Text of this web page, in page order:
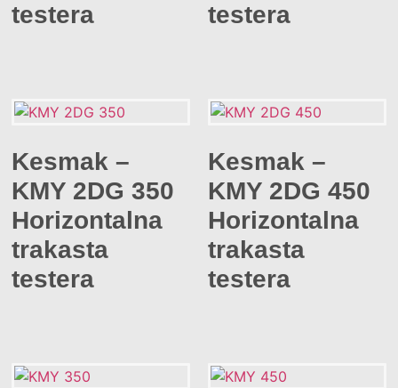
testera testera
Kesmak –
KMY 2DG 350
Horizontalna
trakasta
testera
Kesmak –
KMY 2DG 450
Horizontalna
trakasta
testera